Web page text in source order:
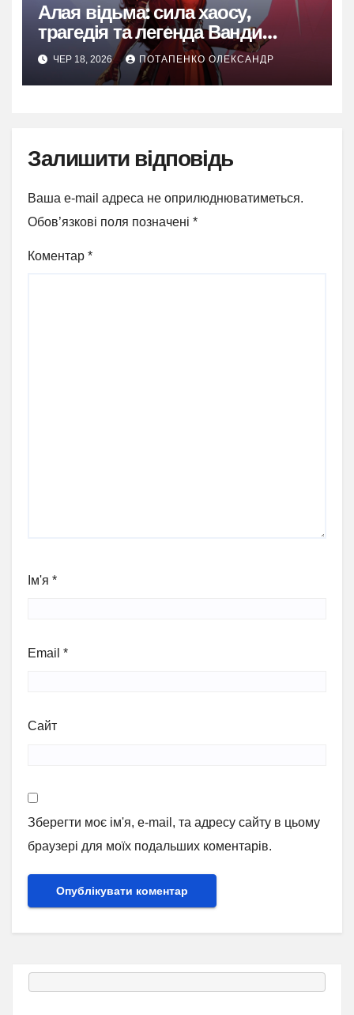
Алая відьма: сила хаосу,
трагедія та легенда Ванди
Максимофф
ЧЕР 18, 2026 ПОТАПЕНКО ОЛЕКСАНДР
Залишити відповідь
Ваша e-mail адреса не оприлюднюватиметься.
Обов’язкові поля позначені *
Коментар *
Ім'я *
Email *
Сайт
Зберегти моє ім'я, e-mail, та адресу сайту в цьому
браузері для моїх подальших коментарів.